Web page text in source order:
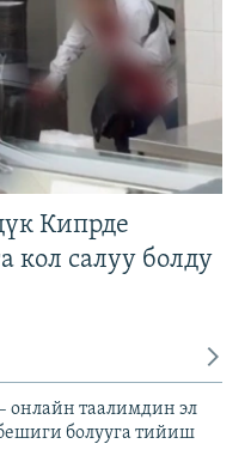
Кипрде
кол салуу болду
онлайн таалимдин эл
болууга тийиш